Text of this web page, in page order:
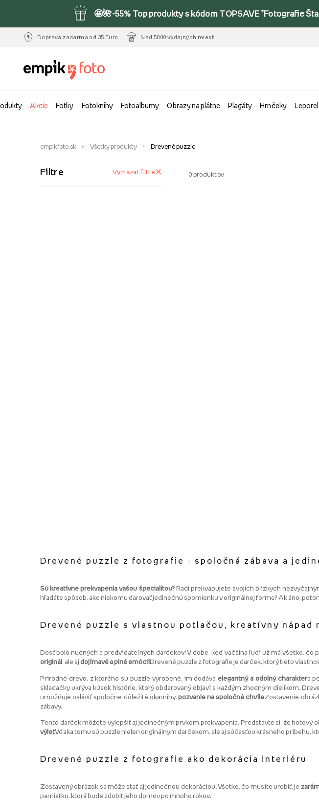
🤩🌺-55% Top produkty s kódom TOPSAVE *Fotografie
Doprava zadarma od 35 Euro Nad 5000 výdajných miest
Akcie Fotky Fotoknihy Fotoalbumy Obrazy na plátne Plagáty Hrnčeky
empikfoto.sk Všetky produkty Drevené puzzle
Filtre Vymazať filtre 0 produktov
Drevené puzzle z fotografie - spoločná zábava a
Sú kreatívne prekvapenia vašou špecialitou?Radi prekvapujete svojich blízkych
hľadáte spôsob, ako niekomu darovať jedinečnú spomienku v originálnej forme? Ak áno,
Drevené puzzle s vlastnou potlačou, kreatívny nápad
Dosť bolo nudných a predvídateľných darčekov! V dobe, keď väčšina ľudí už má všetko,
originál , ale aj dojímavé a plné emóciíDrevené puzzle z fotografie je darček, ktorý tieto
Prírodné drevo, z ktorého sú puzzle vyrobené, im dodáva elegantný a odolný charaktera
skladačky ukrýva kúsok histórie, ktorý obdarovaný objaví s každým zhodným dielikom.
umožňuje osláviť spoločne dôležité okamihy. pozvanie na spoločné chvíleZostavenie
zábavy.
Tento darček môžete vylepšiť aj jedinečným prvkom prekvapenia. Predstavte si, že hotový
výletVďaka tomu sú puzzle nielen originálnym darčekom, ale aj súčasťou krásneho príbehu,
Drevené puzzle z fotografie ako dekorácia interiéru
Zostavený obrázok sa môže stať aj jedinečnou dekoráciou. Všetko, čo musíte urobiť, je
pamiatku, ktorá bude zdobiť jeho domov po mnoho rokov.